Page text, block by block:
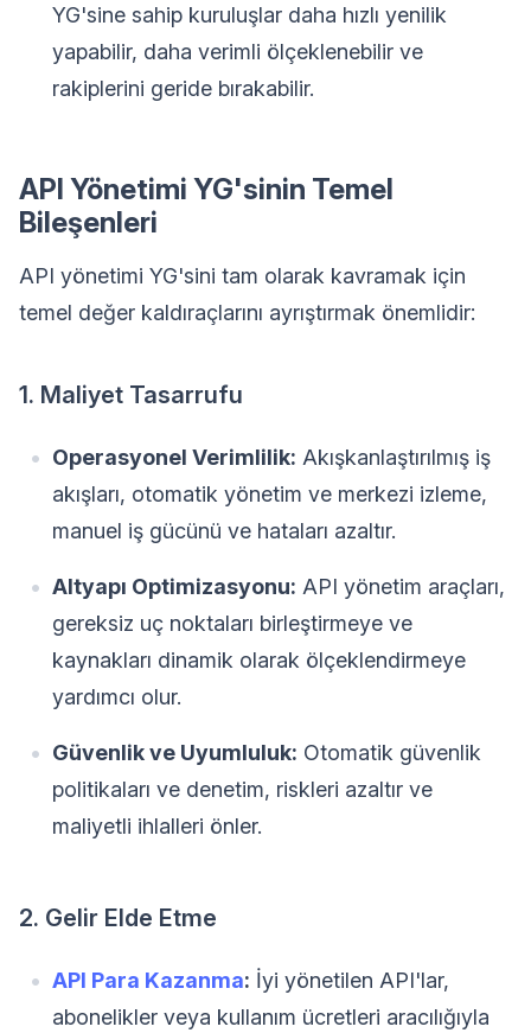
YG'sine sahip kuruluşlar daha hızlı yenilik
yapabilir, daha verimli ölçeklenebilir ve
rakiplerini geride bırakabilir.
API Yönetimi YG'sinin Temel
Bileşenleri
API yönetimi YG'sini tam olarak kavramak için
temel değer kaldıraçlarını ayrıştırmak önemlidir:
1. Maliyet Tasarrufu
Operasyonel Verimlilik: Akışkanlaştırılmış iş
akışları, otomatik yönetim ve merkezi izleme,
manuel iş gücünü ve hataları azaltır.
Altyapı Optimizasyonu: API yönetim araçları,
gereksiz uç noktaları birleştirmeye ve
kaynakları dinamik olarak ölçeklendirmeye
yardımcı olur.
Güvenlik ve Uyumluluk: Otomatik güvenlik
politikaları ve denetim, riskleri azaltır ve
maliyetli ihlalleri önler.
2. Gelir Elde Etme
API Para Kazanma: İyi yönetilen API'lar,
abonelikler veya kullanım ücretleri aracılığıyla